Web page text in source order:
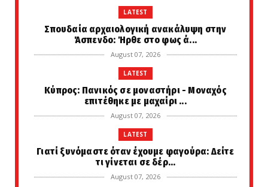
LATEST
Σπουδαία αρχαιολογική ανακάλυψη στην
Άσπενδο: Ήρθε στο φως ά...
August 07, 2026
LATEST
Κύπρος: Πανικός σε μοναστήρι - Μοναχός
επιτέθηκε με μαχαίρι ...
August 07, 2026
LATEST
Γιατί ξυνόμαστε όταν έχουμε φαγούρα: Δείτε
τι γίνεται σε δέρ...
August 07, 2026